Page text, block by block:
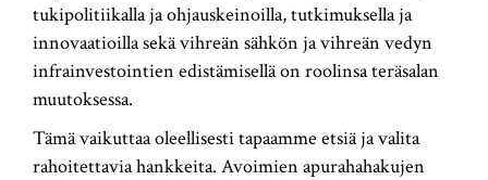
tukipolitiikalla ja ohjauskeinoilla, tutkimuksella ja
innovaatioilla sekä vihreän sähkön ja vihreän vedyn
infrainvestointien edistämisellä on roolinsa teräsalan
muutoksessa.
Tämä vaikuttaa oleellisesti tapaamme etsiä ja valita
rahoitettavia hankkeita. Avoimien apurahahakujen